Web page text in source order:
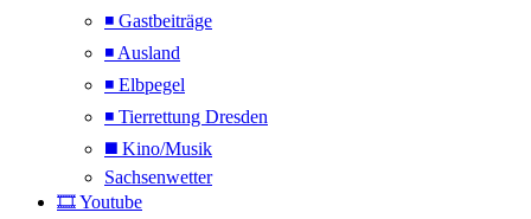
◾ Gastbeiträge
◾ Ausland
◾ Elbpegel
◾ Tierrettung Dresden
◼️ Kino/Musik
Sachsenwetter
🎞️ Youtube